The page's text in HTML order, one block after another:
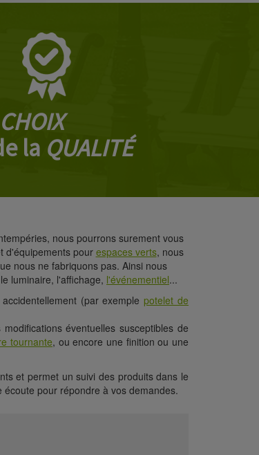
CHOIX
laQUALITÉ
nous pourrons surement vous
d'équipements pour espaces verts, nous
nous ne fabriquons pas. Ainsi nous
luminaire, l'affichage, l'événementiel...
(par exemplepotelet de
éventuelles susceptibles de
tournante, ou encore une finition ou une
et permet un suivi des produits dans le
pour répondre à vos demandes.